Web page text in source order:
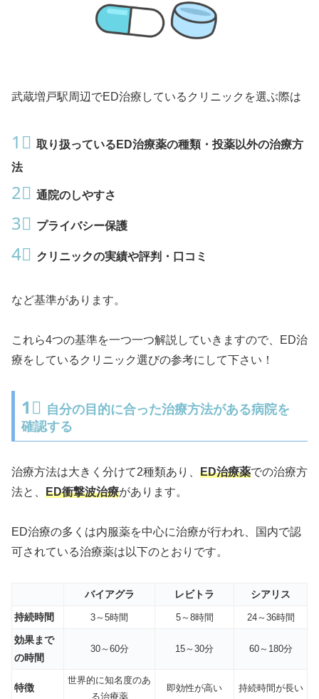
武蔵増戸駅周辺でED治療しているクリニックを選ぶ際は
1⃣ 取り扱っているED治療薬の種類・投薬以外の治療方
法
2⃣ 通院のしやすさ
3⃣ プライバシー保護
4⃣ クリニックの実績や評判・口コミ
など基準があります。
これら4つの基準を一つ一つ解説していきますので、ED治
療をしているクリニック選びの参考にして下さい！
1⃣ 自分の目的に合った治療方法がある病院を
確認する
治療方法は大きく分けて2種類あり、 ED治療薬での治療方
法と、 ED衝撃波治療があります。
ED治療の多くは内服薬を中心に治療が行われ、国内で認
可されている治療薬は以下のとおりです。
バイアグラ レビトラ
シアリス
持続時間
3～5時間 5～8時間 24～36時間
効果まで
の時間
30～60分 15～30分 60～180分
特徴
世界的に知名度のあ
る治療薬
即効性が高い 持続時間が長い